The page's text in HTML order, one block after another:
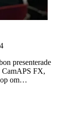
presenterade
FX,
om
FX för att